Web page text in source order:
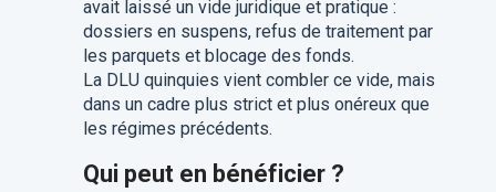
avait laissé un vide juridique et pratique :
dossiers en suspens, refus de traitement par
les parquets et blocage des fonds.
La DLU quinquies vient combler ce vide, mais
dans un cadre plus strict et plus onéreux que
les régimes précédents.
Qui peut en bénéficier ?